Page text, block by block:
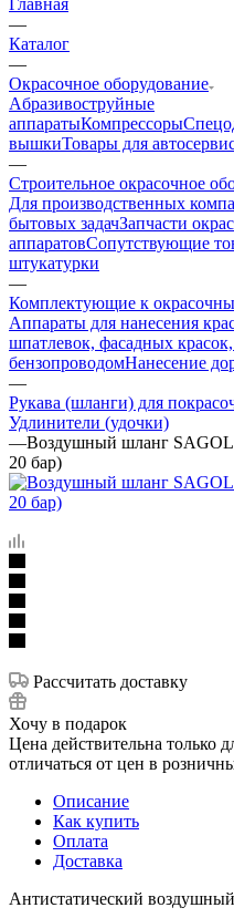
—
Каталог
—
Окрасочное оборудование
Aбразивоструйные
аппаратыКомпрессоры
вышкиТовары для
—
Строительное окрасочное
Для производственных
бытовых задачЗапчасти
аппаратовСопутствующие
штукатурки
—
Комплектующие к
Аппараты для нанесения
шпатлевок, фасадных
бензопроводомНанесение
—
Рукава (шланги) для
Удлинители (удочки)
—Воздушный шланг
20 бар)
Рассчитать доставку
Хочу в подарок
Цена действительна только
отличаться от цен в
Описание
Как купить
Оплата
Доставка
Антистатический